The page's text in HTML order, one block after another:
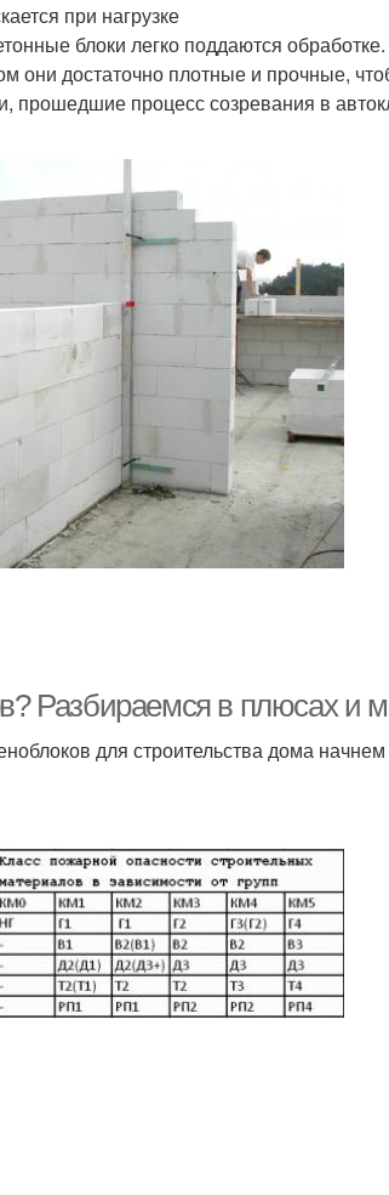
при нагрузке
блоки легко поддаются
они достаточно плотные и прочные,
прошедшие процесс созревания в
Разбираемся в плюсах и
для строительства дома